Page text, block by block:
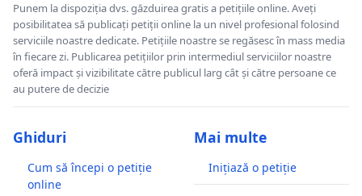
Punem la dispoziția dvs. găzduirea gratis a petițiile online. Aveți
posibilitatea să publicați petiții online la un nivel profesional folosind
serviciile noastre dedicate. Petițiile noastre se regăsesc în mass media
în fiecare zi. Publicarea petițiilor prin intermediul serviciilor noastre
oferă impact și vizibilitate către publicul larg cât și către persoane ce
au putere de decizie
Ghiduri
Cum să începi o petiție
online
Mai multe
Inițiază o petiție